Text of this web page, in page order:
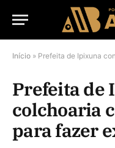
Início » Prefeita de Ipixuna contrata
Prefeita de
colchoaria
para fazer